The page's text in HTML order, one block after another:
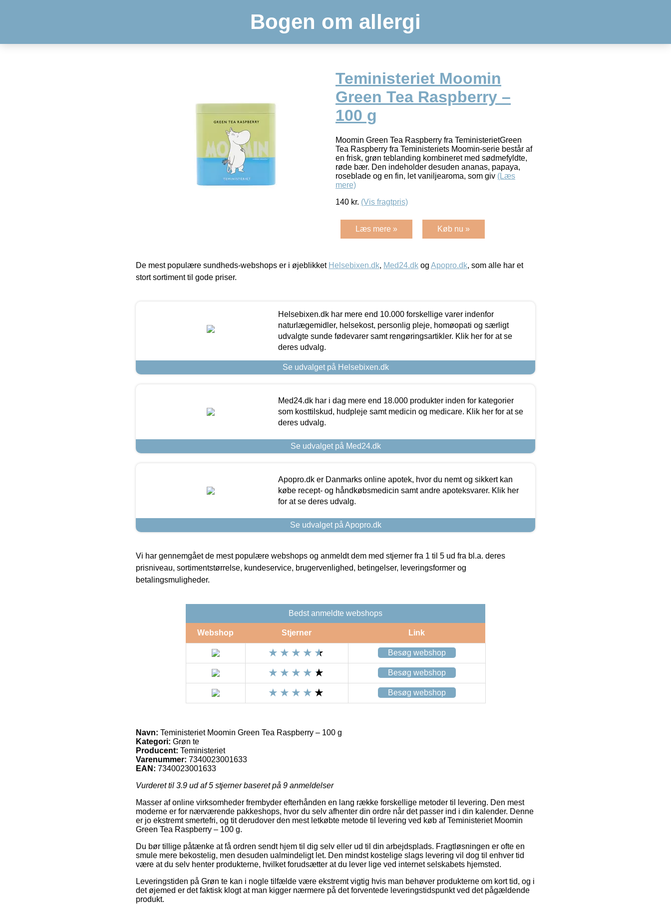
Bogen om allergi
Teministeriet Moomin
Green Tea Raspberry –
100 g
Moomin Green Tea Raspberry fra TeministerietGreen
Tea Raspberry fra Teministeriets Moomin-serie består af
en frisk, grøn teblanding kombineret med sødmefyldte,
røde bær. Den indeholder desuden ananas, papaya,
roseblade og en fin, let vaniljearoma, som giv (Læs
mere)
140 kr. (Vis fragtpris)
Læs mere » Køb nu »
De mest populære sundheds-webshops er i øjeblikket Helsebixen.dk, Med24.dk og Apopro.dk, som alle har et
stort sortiment til gode priser.
Helsebixen.dk har mere end 10.000 forskellige varer indenfor
naturlægemidler, helsekost, personlig pleje, homøopati og særligt
udvalgte sunde fødevarer samt rengøringsartikler. Klik her for at se
deres udvalg.
Se udvalget på Helsebixen.dk
Med24.dk har i dag mere end 18.000 produkter inden for kategorier
som kosttilskud, hudpleje samt medicin og medicare. Klik her for at se
deres udvalg.
Se udvalget på Med24.dk
Apopro.dk er Danmarks online apotek, hvor du nemt og sikkert kan
købe recept- og håndkøbsmedicin samt andre apoteksvarer. Klik her
for at se deres udvalg.
Se udvalget på Apopro.dk
Vi har gennemgået de mest populære webshops og anmeldt dem med stjerner fra 1 til 5 ud fra bl.a. deres
prisniveau, sortimentstørrelse, kundeservice, brugervenlighed, betingelser, leveringsformer og
betalingsmuligheder.
Bedst anmeldte webshops
Webshop Stjerner Link
Besøg webshop
Besøg webshop
Besøg webshop
Navn: Teministeriet Moomin Green Tea Raspberry – 100 g
Kategori: Grøn te
Producent: Teministeriet
Varenummer: 7340023001633
EAN: 7340023001633
Vurderet til 3.9 ud af 5 stjerner baseret på 9 anmeldelser
Masser af online virksomheder frembyder efterhånden en lang række forskellige metoder til levering. Den mest
moderne er for nærværende pakkeshops, hvor du selv afhenter din ordre når det passer ind i din kalender. Denne
er jo ekstremt smertefri, og tit derudover den mest letkøbte metode til levering ved køb af Teministeriet Moomin
Green Tea Raspberry – 100 g.
Du bør tillige påtænke at få ordren sendt hjem til dig selv eller ud til din arbejdsplads. Fragtløsningen er ofte en
smule mere bekostelig, men desuden ualmindeligt let. Den mindst kostelige slags levering vil dog til enhver tid
være at du selv henter produkterne, hvilket forudsætter at du lever lige ved internet selskabets hjemsted.
Leveringstiden på Grøn te kan i nogle tilfælde være ekstremt vigtig hvis man behøver produkterne om kort tid, og i
det øjemed er det faktisk klogt at man kigger nærmere på det forventede leveringstidspunkt ved det pågældende
produkt.